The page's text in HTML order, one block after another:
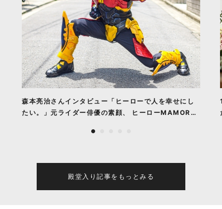
森本亮治さんインタビュー「ヒーローで人を幸せにし
たい。」元ライダー俳優の素顔、 ヒーローMAMORU
殿堂入り記事をもっとみる